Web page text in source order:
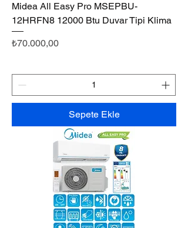
Midea All Easy Pro MSEPBU-
12HRFN8 12000 Btu Duvar Tipi Klima
Fiyat
₺70.000,00
Sepete Ekle